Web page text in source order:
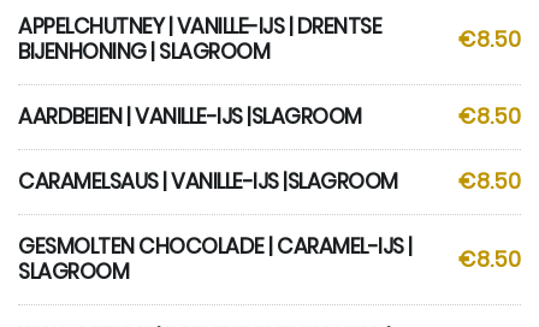
APPELCHUTNEY | VANILLE-IJS | DRENTSE
BIJENHONING | SLAGROOM
€8.50
AARDBEIEN | VANILLE-IJS |SLAGROOM €8.50
CARAMELSAUS | VANILLE-IJS |SLAGROOM €8.50
GESMOLTEN CHOCOLADE | CARAMEL-IJS |
SLAGROOM
€8.50